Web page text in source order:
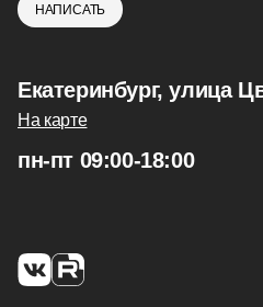
НАПИСАТЬ
Екатеринбург, улица
На карте
пн-пт 09:00-18:00